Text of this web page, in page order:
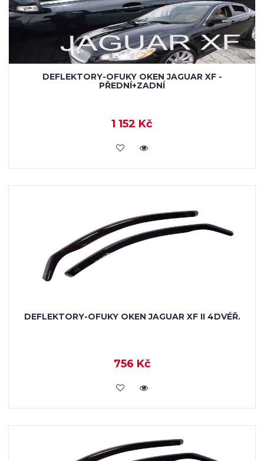
DEFLEKTORY-OFUKY OKEN JAGUAR XF -
PŘEDNÍ+ZADNÍ
1 152 Kč
KOUPIT
DEFLEKTORY-OFUKY OKEN JAGUAR XF II 4DVÉŘ.
756 Kč
KOUPIT